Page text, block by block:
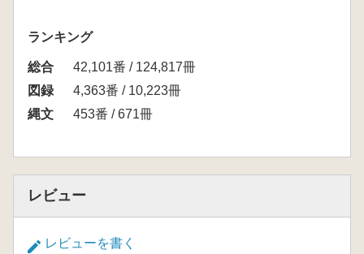
ランキング
総合
42,101番 / 124,817冊
図録
4,363番 / 10,223冊
縄文
453番 / 671冊
レビュー
レビューを書く